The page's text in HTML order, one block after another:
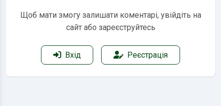
Щоб мати змогу залишати коментарі, увійдіть на
сайт або зареєструйтесь
Вхід Реєстрація